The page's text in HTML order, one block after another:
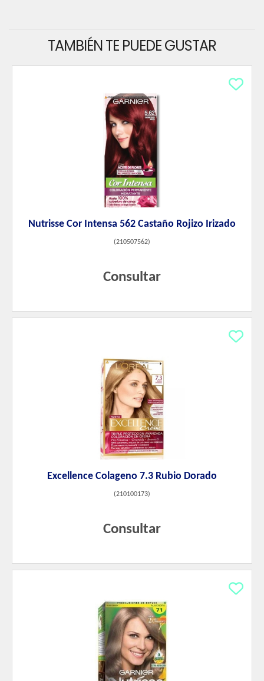
TAMBIÉN TE PUEDE GUSTAR
Nutrisse Cor Intensa 562 Castaño Rojizo Irizado
(210507562)
Consultar
Excellence Colageno 7.3 Rubio Dorado
(210100173)
Consultar